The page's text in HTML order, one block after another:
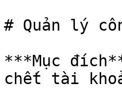
# Quản lý
***Mục
chết tài